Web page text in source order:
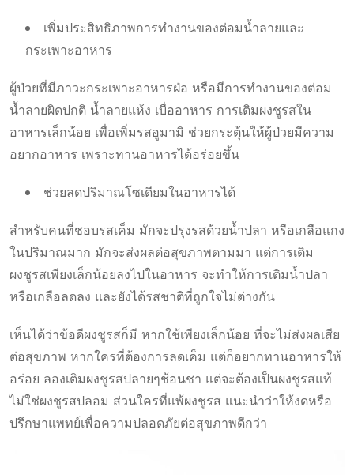
เพิ่มประสิทธิภาพการทำงานของต่อมน้ำลายและ
กระเพาะอาหาร
ผู้ป่วยที่มีภาวะกระเพาะอาหารฝ่อ หรือมีการทำงานของต่อม
น้ำลายผิดปกติ น้ำลายแห้ง เบื่ออาหาร การเติมผงชูรสใน
อาหารเล็กน้อย เพื่อเพิ่มรสอูมามิ ช่วยกระตุ้นให้ผู้ป่วยมีความ
อยากอาหาร เพราะทานอาหารได้อร่อยขึ้น
ช่วยลดปริมาณโซเดียมในอาหารได้
สำหรับคนที่ชอบรสเค็ม มักจะปรุงรสด้วยน้ำปลา หรือเกลือแกง
ในปริมาณมาก มักจะส่งผลต่อสุขภาพตามมา แต่การเติม
ผงชูรสเพียงเล็กน้อยลงไปในอาหาร จะทำให้การเติมน้ำปลา
หรือเกลือลดลง และยังได้รสชาติที่ถูกใจไม่ต่างกัน
เห็นได้ว่าข้อดีผงชูรสก็มี หากใช้เพียงเล็กน้อย ที่จะไม่ส่งผลเสีย
ต่อสุขภาพ หากใครที่ต้องการลดเค็ม แต่ก็อยากทานอาหารให้
อร่อย ลองเติมผงชูรสปลายๆช้อนชา แต่จะต้องเป็นผงชูรสแท้
ไม่ใช่ผงชูรสปลอม ส่วนใครที่แพ้ผงชูรส แนะนำว่าให้งดหรือ
ปรึกษาแพทย์เพื่อความปลอดภัยต่อสุขภาพดีกว่า